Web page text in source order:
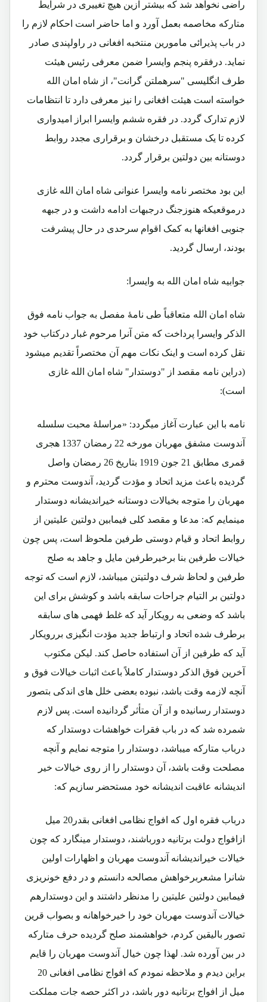
راضی نخواهد شد که بیشتر ازین هیچ تغییری در شرایط
متارکه مخاصمه بعمل آورد و اما حاضر است احکام لازم را
در باب پذیرائی مامورین منتخبه افغانی در راولپندی صادر
نماید. درفقره پنجم وایسرا ضمن معرفی رئیس هیئت
طرف انگلیسی "سرهملتن گرانت"، از شاه امان الله
خواسته است هیئت افغانی را نیز معرفی دارد تا انتظامات
لازم تدارک گردد. در فقره ششم وایسرا ابراز امیدواری
کرده تا یک مستقبل درخشان و برقراری مجدد روابط
دوستانه بین دولتین برقرار گردد.
این بود مختصر نامه وایسرا عنوانی شاه امان الله غازی
درموقعیکه هنوزجنگ درجبهات ادامه داشت و در جبهه
جنوبی افغانها به کمک اقوام سرحدی در حال پیشرفت
بودند، ارسال گردید.
جوابیه شاه امان الله به وایسرا:
شاه امان الله متعاقباً طی نامۀ مفصل به جواب نامه فوق
الذکر وایسرا پرداخت که متن آنرا مرحوم غبار درکتاب خود
نقل کرده است و اینک نکات مهم آن مختصراً تقدیم میشود
(دراین نامه مقصد از "دوستدار" شاه امان الله غازی
است):
نامه با این عبارت آغاز میگردد: «مراسلۀ محبت سلسله
آندوست مشفق مهربان مورخه 22 رمضان 1337 هجری
قمری مطابق 21 جون 1919 بتاریخ 26 رمضان واصل
گردیده باعث مزید اتحاد و مؤدت گردید، آندوست محترم و
مهربان را متوجه بخیالات دوستانه خیراندیشانه دوستدار
مینمایم که: مدعا و مقصد کلی فیمابین دولتین علیتین از
روابط اتحاد و قیام دوستی طرفین ملحوظ است، پس چون
خیالات طرفین بنا برخیرطرفین مایل و جاهد به صلح
طرفین و لحاظ شرف دولتیتن میباشد، لازم است که توجه
دولتین بر التیام جراحات سابقه باشد و کوشش برای این
باشد که وضعی به رویکار آید که غلط فهمی های سابقه
برطرف شده اتحاد و ارتباط جدید مؤدت انگیزی بررویکار
آید که طرفین از آن استفاده حاصل کند. لیکن مکتوب
آخرین فوق الذکر دوستدار کاملاً باعث اثبات خیالات فوق و
آنچه لازمه وقت باشد، نبوده بعضی خلل های اندکی بتصور
دوستدار رسانیده و از آن متأثر گردانیده است. پس لازم
شمرده شد که در باب فقرات خواهشات دوستدار که
درباب متارکه میباشد، دوستدار را متوجه نمایم و آنچه
مصلحت وقت باشد، آن دوستدار را از روی خیالات خیر
اندیشانه عاقبت اندیشانه خود مستحضر سازیم که:
درباب فقره اول که افواج نظامی افغانی بقدر20 میل
ازافواج دولت برتانیه دورباشند، دوستدار مینگارد که چون
خیالات خیراندیشانه آندوست مهربان و اظهارات اولین
شانرا مشعربرخواهش مصالحه دانستم و در دفع خونریزی
فیمابین دولتین علیتین را مدنظر داشتند و این دوستدارهم
خیالات آندوست مهربان خود را خیرخواهانه و بصواب قرین
تصور بالیقین کردم، خواهشمند صلح گردیده حرف متارکه
در بین آورده شد. لهذا چون خیال آندوست مهربان را قایم
براین دیدم و ملاحظه نمودم که افواج نظامی افغانی 20
میل از افواج برتانیه دور باشد، در اکثر حصه جات مملکت